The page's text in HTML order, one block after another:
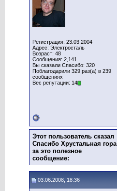
Регистрация: 23.03.2004
Адрес: Электросталь
Возраст: 48
Сообщения: 2,141
Вы сказали Спасибо: 320
Поблагодарили 329 раз(а) в 239
сообщениях
Вес репутации: 14
Этот пользователь сказал
Спасибо Хрустальная гора
за это полезное
сообщение:
03.06.2008, 18:36